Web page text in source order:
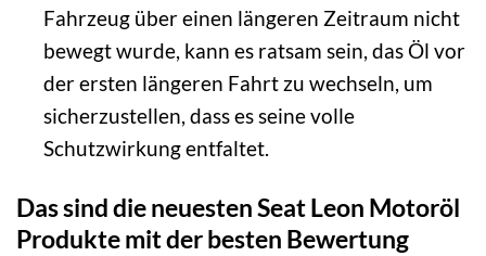
Fahrzeug über einen längeren Zeitraum nicht
bewegt wurde, kann es ratsam sein, das Öl vor
der ersten längeren Fahrt zu wechseln, um
sicherzustellen, dass es seine volle
Schutzwirkung entfaltet.
Das sind die neuesten Seat Leon Motoröl
Produkte mit der besten Bewertung